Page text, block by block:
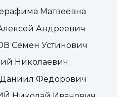
Матвеевна
Андреевич
Семен Устинович
Николаевич
Федорович